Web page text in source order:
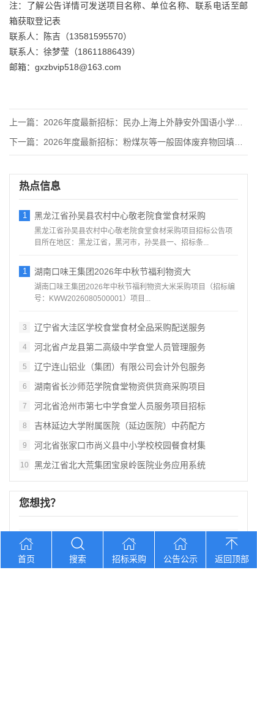
注：了解公告详情可发送项目名称、单位名称、联系电话至邮
箱获取登记表
联系人：陈吉（13581595570）
联系人：徐梦莹（18611886439）
邮箱：gxzbvip518@163.com
上一篇： 2026年度最新招标：民办上海上外静安外国语小学食堂承包委托
下一篇： 2026年度最新招标：粉煤灰等一般固体废弃物回填利用项目前期
热点信息
1 黑龙江省孙吴县农村中心敬老院食堂食材采购
黑龙江省孙吴县农村中心敬老院食堂食材采购项目招标公告项
目所在地区：黑龙江省，黑河市，孙吴县一、招标条...
1 湖南口味王集团2026年中秋节福利物资大
湖南口味王集团2026年中秋节福利物资大米采购项目（招标编
号：KWW2026080500001）项目...
3 辽宁省大洼区学校食堂食材全品采购配送服务
4 河北省卢龙县第二高级中学食堂人员管理服务
5 辽宁连山铝业（集团）有限公司会计外包服务
6 湖南省长沙师范学院食堂物资供货商采购项目
7 河北省沧州市第七中学食堂人员服务项目招标
8 吉林延边大学附属医院（延边医院）中药配方
9 河北省张家口市尚义县中小学校校园餐食材集
10 黑龙江省北大荒集团宝泉岭医院业务应用系统
您想找？
黑龙江省孙吴县农村中心敬老院食堂食材采购
湖南口味王集团2026年中秋节福利物资大
首页 搜索 招标采购 公告公示 返回顶部